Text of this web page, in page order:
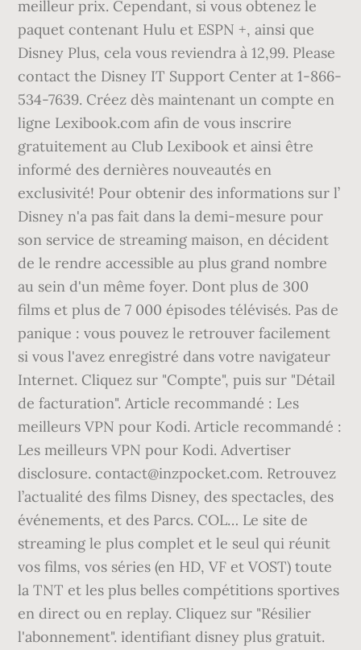
meilleur prix. Cependant, si vous obtenez le
paquet contenant Hulu et ESPN +, ainsi que
Disney Plus, cela vous reviendra à 12,99. Please
contact the Disney IT Support Center at 1-866-
534-7639. Créez dès maintenant un compte en
ligne Lexibook.com afin de vous inscrire
gratuitement au Club Lexibook et ainsi être
informé des dernières nouveautés en
exclusivité! Pour obtenir des informations sur l’
Disney n'a pas fait dans la demi-mesure pour
son service de streaming maison, en décident
de le rendre accessible au plus grand nombre
au sein d'un même foyer. Dont plus de 300
films et plus de 7 000 épisodes télévisés. Pas de
panique : vous pouvez le retrouver facilement
si vous l'avez enregistré dans votre navigateur
Internet. Cliquez sur "Compte", puis sur "Détail
de facturation". Article recommandé : Les
meilleurs VPN pour Kodi. Article recommandé :
Les meilleurs VPN pour Kodi. Advertiser
disclosure. contact@inzpocket.com. Retrouvez
l’actualité des films Disney, des spectacles, des
événements, et des Parcs. COL… Le site de
streaming le plus complet et le seul qui réunit
vos films, vos séries (en HD, VF et VOST) toute
la TNT et les plus belles compétitions sportives
en direct ou en replay. Cliquez sur "Résilier
l'abonnement". identifiant disney plus gratuit.